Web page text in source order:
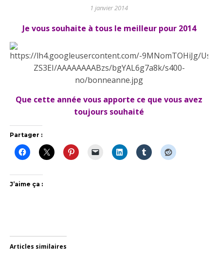
1 janvier 2014
Je vous souhaite à tous le meilleur pour 2014
Que cette année vous apporte ce que vous avez
toujours souhaité
Partager :
J’aime ça :
Articles similaires